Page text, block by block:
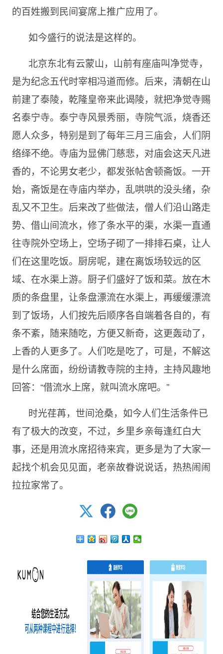
的百姓搬到民间宴席上推广应用了。
如今盛行的说法是这样的。
北京东北有云蒙山，山前有座庙叫净觉寺，
是为纪念五代时宰相冯道而修。后来，清朝在山
前建了泰陵，乾隆皇帝来此谒陵，就把净觉寺赐
名泰宁寺。泰宁寺风景秀丽，寺院气派，烧香还
愿人众多，特别是到了每年三月三庙会，人们阴
络绎不绝。寺庙为显佛门慈悲，对庙会这天凡进
香的，不论男女老少，都发张帖舍顿斋饭。一开
始，斋饭是在寺庙内举办，乱哄哄的没头绪，杂
乱又不卫生。后来改了些做法，僧人们沿山路走
势、借山间流水，修了条水平的渠，水渠一直通
往寺院外空场上，空场子砌了一排排石桌，让人
们在这里吃饭。厨房呢，建在离饭场较远的区
域、在水渠上游。厨子们盛好了饭和菜。放在木
质的条盘里，让条盘漂流在水渠上，再缓缓漂流
到了饭场，人们按先后顺序各自端着各自的，有
条不紊，随来随吃，方便又新奇，这更轰动了，
上香的人更多了。人们吃是吃了，可是，不解这
是什么席面，纷纷请教寺院的主持，主持风趣地
回答：“借流水上席，就叫流水席吧。”
时光荏苒，世间沧桑，如今人们生活条件已
有了极大的改变，不过，乡里乡亲每逢红白大
事，还是用流水席招待来宾，更多是为了大家一
起找个机会见见面，老亲故眷说说话，热热闹闹
拉拉家常了。